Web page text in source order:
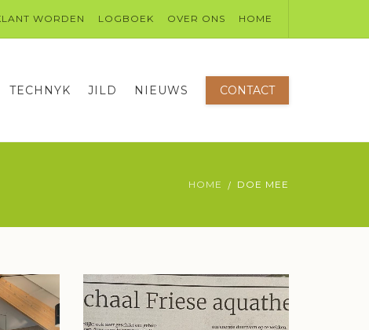
WORDEN LOGBOEK OVER ONS HOME
TECHNYK JILD NIEUWS CONTACT
HOME DOE MEE